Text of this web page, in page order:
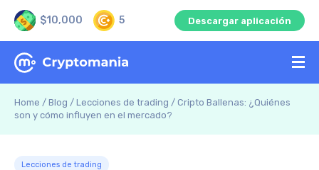
$10,000 5 Descargar aplicación
Home / Blog / Lecciones de trading / Cripto Ballenas: ¿Quiénes
son y cómo influyen en el mercado?
Lecciones de trading